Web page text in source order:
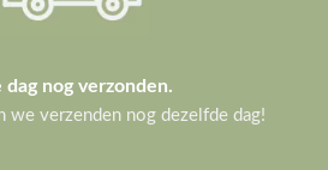
nog verzonden.
we verzenden nog dezelfde dag!